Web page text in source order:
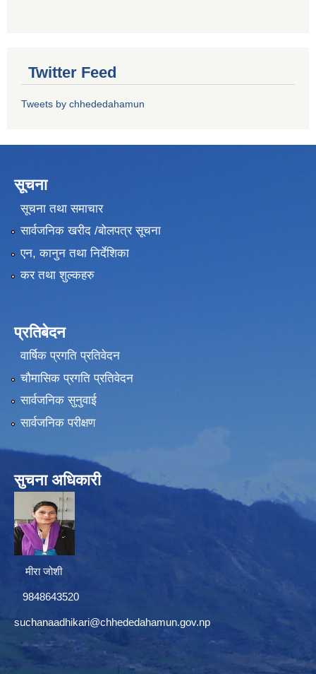
Twitter Feed
Tweets by chhededahamun
सूचना
सूचना तथा समाचार
सार्वजनिक खरीद /बोलपत्र सूचना
एन, कानुन तथा निर्देशिका
कर तथा शुल्कहरु
प्रतिबेदन
वार्षिक प्रगति प्रतिवेदन
चौमासिक प्रगति प्रतिवेदन
सार्वजनिक सुनुवाई
सार्वजनिक परीक्षण
सुचना अधिकारी
मीरा जोशी
9848643520
suchanaadhikari@chhededahamun.gov.np